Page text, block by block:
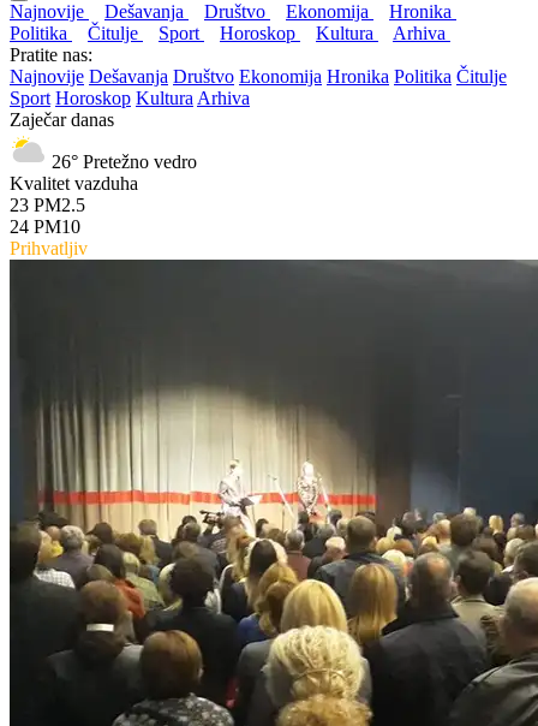
Najnovije Dešavanja Društvo Ekonomija
Hronika
Politika
Čitulje Sport Horoskop Kultura
Arhiva
Pratite nas:
Najnovije Dešavanja Društvo Ekonomija Hronika Politika Čitulje
Sport Horoskop Kultura Arhiva
Zaječar danas
26° Pretežno vedro
Kvalitet vazduha
23 PM2.5
24 PM10
Prihvatljiv